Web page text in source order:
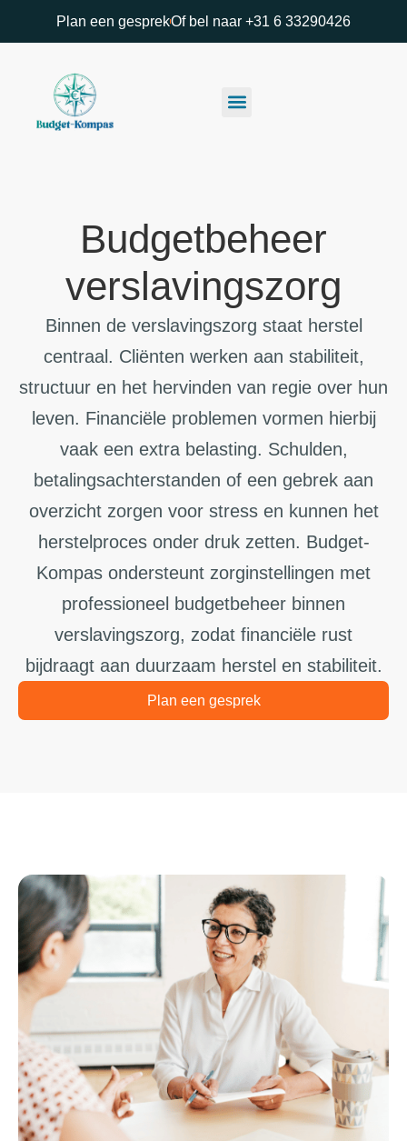
Plan een gesprekOf bel naar +31 6 33290426
Budgetbeheer
verslavingszorg
Binnen de verslavingszorg staat herstel
centraal. Cliënten werken aan stabiliteit,
structuur en het hervinden van regie over hun
leven. Financiële problemen vormen hierbij
vaak een extra belasting. Schulden,
betalingsachterstanden of een gebrek aan
overzicht zorgen voor stress en kunnen het
herstelproces onder druk zetten. Budget-
Kompas ondersteunt zorginstellingen met
professioneel budgetbeheer binnen
verslavingszorg, zodat financiële rust
bijdraagt aan duurzaam herstel en stabiliteit.
Plan een gesprek